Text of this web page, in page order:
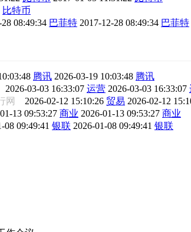
比特币
08:49:34 巴菲特 2017-12-28 08:49:34 巴菲特
腾讯 2026-03-19 10:03:48 腾讯
2026-03-03 16:33:07 运营 2026-03-03 16:33:07
网 2026-02-12 15:10:26 贸易 2026-02-12
13 09:53:27 商业 2026-01-13 09:53:27 商业
08 09:49:41 银联 2026-01-08 09:49:41 银联